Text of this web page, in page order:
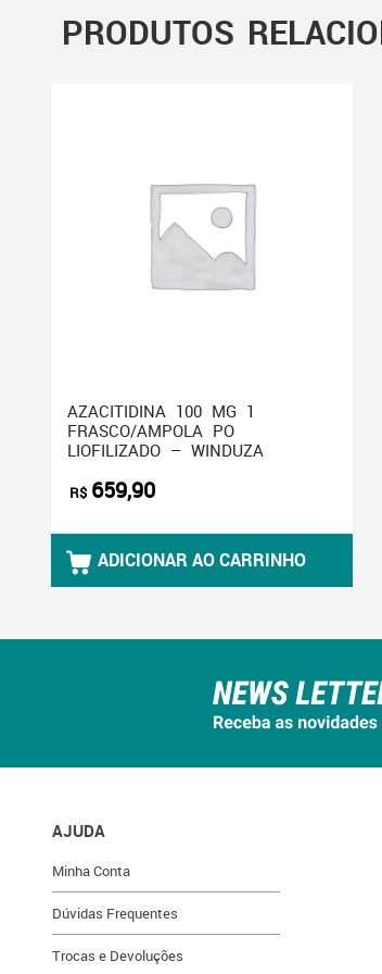
PRODUTOS
AZACITIDINA 100 MG 1
FRASCO/AMPOLA PO
LIOFILIZADO – WINDUZA
R$ 659,90
ADICIONAR AO CARRINHO
AJUDA
Minha Conta
Dúvidas Frequentes
Trocas e Devoluções